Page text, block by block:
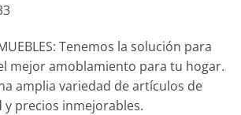
Tenemos la solución para
mejor amoblamiento para tu hogar.
amplia variedad de artículos de
y precios inmejorables.